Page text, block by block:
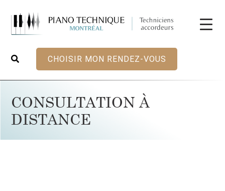
CHOISIR MON RENDEZ-VOUS
CONSULTATION À
DISTANCE